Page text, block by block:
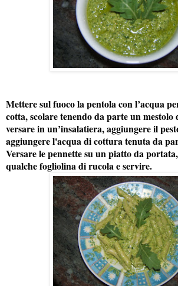
Mettere sul fuoco la pentola con l’acqua
cotta, scolare tenendo da parte un mestolo
versare in un’insalatiera, aggiungere il
aggiungere l'acqua di cottura tenuta da
Versare le pennette su un piatto da
qualche fogliolina di rucola e servire.